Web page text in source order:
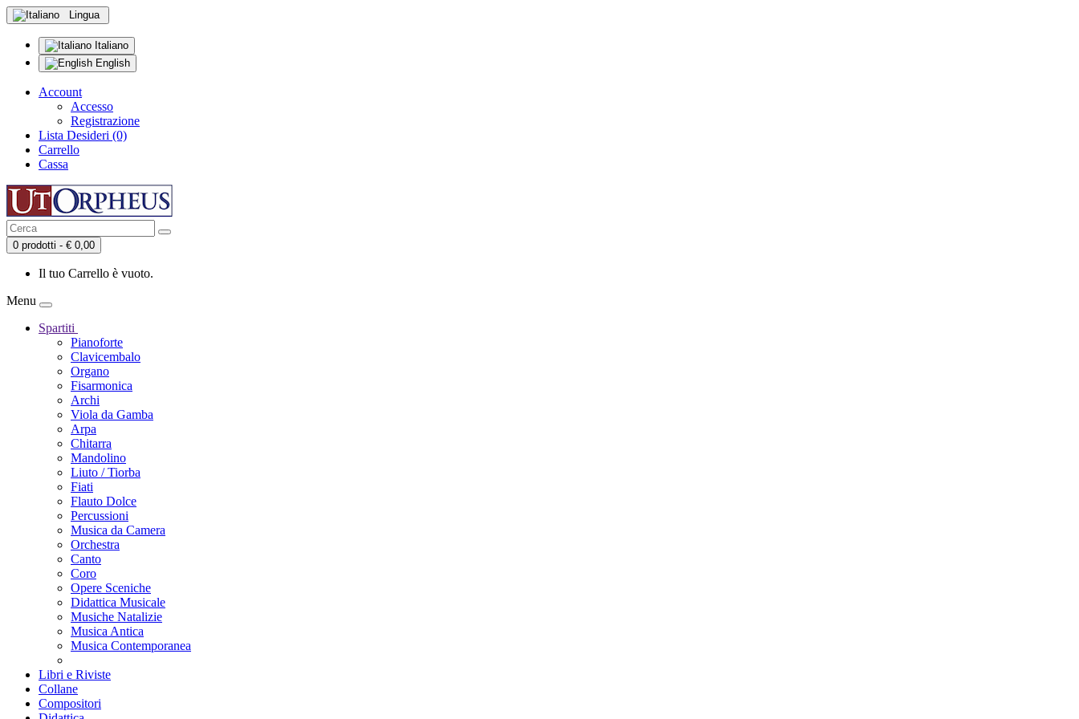
Lingua
Italiano
English
Account
Accesso
Registrazione
Lista Desideri (0)
Carrello
Cassa
0 prodotti - € 0,00
Il tuo Carrello è vuoto.
Menu
Spartiti
Pianoforte
Clavicembalo
Organo
Fisarmonica
Archi
Viola da Gamba
Arpa
Chitarra
Mandolino
Liuto / Tiorba
Fiati
Flauto Dolce
Percussioni
Musica da Camera
Orchestra
Canto
Coro
Opere Sceniche
Didattica Musicale
Musiche Natalizie
Musica Antica
Musica Contemporanea
Libri e Riviste
Collane
Compositori